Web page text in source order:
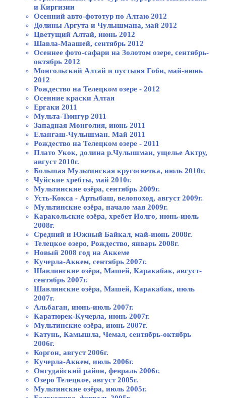
и Киргизии
Осенний авто-фототур по Алтаю 2012
Долины Аргута и Чулышмана, май 2012
Цветущий Алтай, июнь 2012
Шавла-Маашей, сентябрь 2012
Осеннее фото-сафари на Золотом озере, сентябрь-
октябрь 2012
Монгольский Алтай и пустыня Гоби, май-июнь
2012
Рождество на Телецком озере - 2012
Осенние краски Алтая
Ергаки 2011
Мульта-Тюнгур 2011
Западная Монголия, июнь 2011
Елангаш-Чулышман. Май 2011
Рождество на Телецком озере - 2011
Плато Укок, долина р.Чулышман, ущелье Актру,
август 2010г.
Большая Мультинская кругосветка, июль 2010г.
Чуйские хребты, май 2010г.
Мультинские озёра, сентябрь 2009г.
Усть-Кокса - Артыбаш, велопоход, август 2009г.
Мультинские озёра, начало мая 2009г.
Каракольские озёра, хребет Иолго, июнь-июль
2008г.
Средний и Южный Байкал, май-июнь 2008г.
Телецкое озеро, Рождество, январь 2008г.
Новый 2008 год на Аккеме
Кучерла-Аккем, сентябрь 2007г.
Шавлинские озёра, Машей, Каракабак, август-
сентябрь 2007г.
Шавлинские озёра, Машей, Каракабак, июль
2007г.
Альбаган, июнь-июль 2007г.
Каратюрек-Кучерла, июнь 2007г.
Мультинские озёра, июнь 2007г.
Катунь, Камышла, Чемал, сентябрь-октябрь
2006г.
Коргон, август 2006г.
Кучерла-Аккем, июль 2006г.
Онгудайский район, февраль 2006г.
Озеро Телецкое, август 2005г.
Мультинские озёра, июль 2005г.